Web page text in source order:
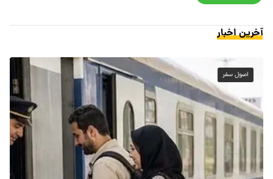
آخرین اخبار
اصول سفر